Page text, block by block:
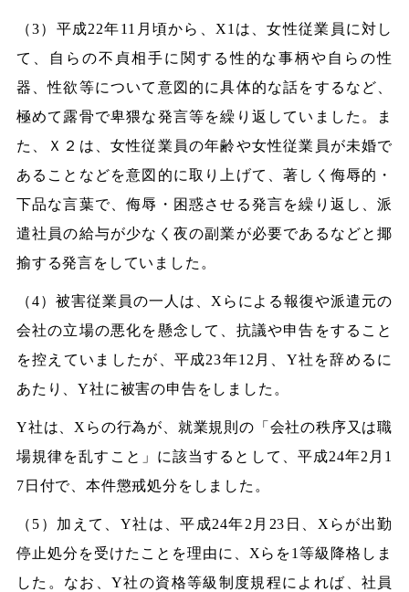
（3）平成22年11月頃から、X1は、女性従業員に対し
て、自らの不貞相手に関する性的な事柄や自らの性
器、性欲等について意図的に具体的な話をするなど、
極めて露骨で卑猥な発言等を繰り返していました。ま
た、Ｘ２は、女性従業員の年齢や女性従業員が未婚で
あることなどを意図的に取り上げて、著しく侮辱的・
下品な言葉で、侮辱・困惑させる発言を繰り返し、派
遣社員の給与が少なく夜の副業が必要であるなどと揶
揄する発言をしていました。
（4）被害従業員の一人は、Xらによる報復や派遣元の
会社の立場の悪化を懸念して、抗議や申告をすること
を控えていましたが、平成23年12月、Y社を辞めるに
あたり、Y社に被害の申告をしました。
Y社は、Xらの行為が、就業規則の「会社の秩序又は職
場規律を乱すこと」に該当するとして、平成24年2月1
7日付で、本件懲戒処分をしました。
（5）加えて、Y社は、平成24年2月23日、Xらが出勤
停止処分を受けたことを理由に、Xらを1等級降格しま
した。なお、Y社の資格等級制度規程によれば、社員